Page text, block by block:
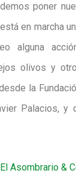
poner
en marcha
alguna
olivos y
la
Palacios, y
El Asombrario &